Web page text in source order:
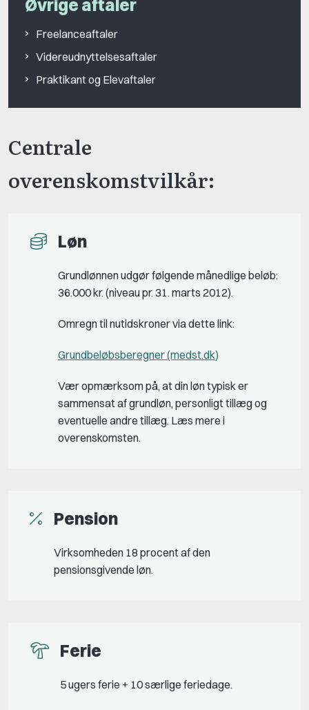
Øvrige aftaler
Freelanceaftaler
Videreudnyttelsesaftaler
Praktikant og Elevaftaler
Centrale
overenskomstvilkår:
Løn
Grundlønnen udgør følgende månedlige beløb:
36.000 kr. (niveau pr. 31. marts 2012).
Omregn til nutidskroner via dette link:
Grundbeløbsberegner (medst.dk)
Vær opmærksom på, at din løn typisk er
sammensat af grundløn, personligt tillæg og
eventuelle andre tillæg. Læs mere i
overenskomsten.
Pension
Virksomheden 18 procent af den
pensionsgivende løn.
Ferie
5 ugers ferie + 10 særlige feriedage.